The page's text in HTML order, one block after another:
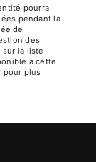
pourra
pendant la
de
des
sur la liste
à cette
pour plus